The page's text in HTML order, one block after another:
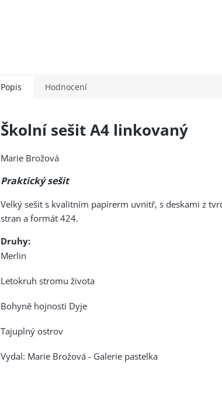
Popis Hodnocení
Školní sešit A4 linkovaný
Marie Brožová
Praktický sešit
Velký sešit s kvalitním papírerm uvnitř, s deskami z
stran a formát 424.
Druhy:
Merlin
Letokruh stromu života
Bohyně hojnosti Dyje
Tajuplný ostrov
Vydal: Marie Brožová - Galerie pastelka